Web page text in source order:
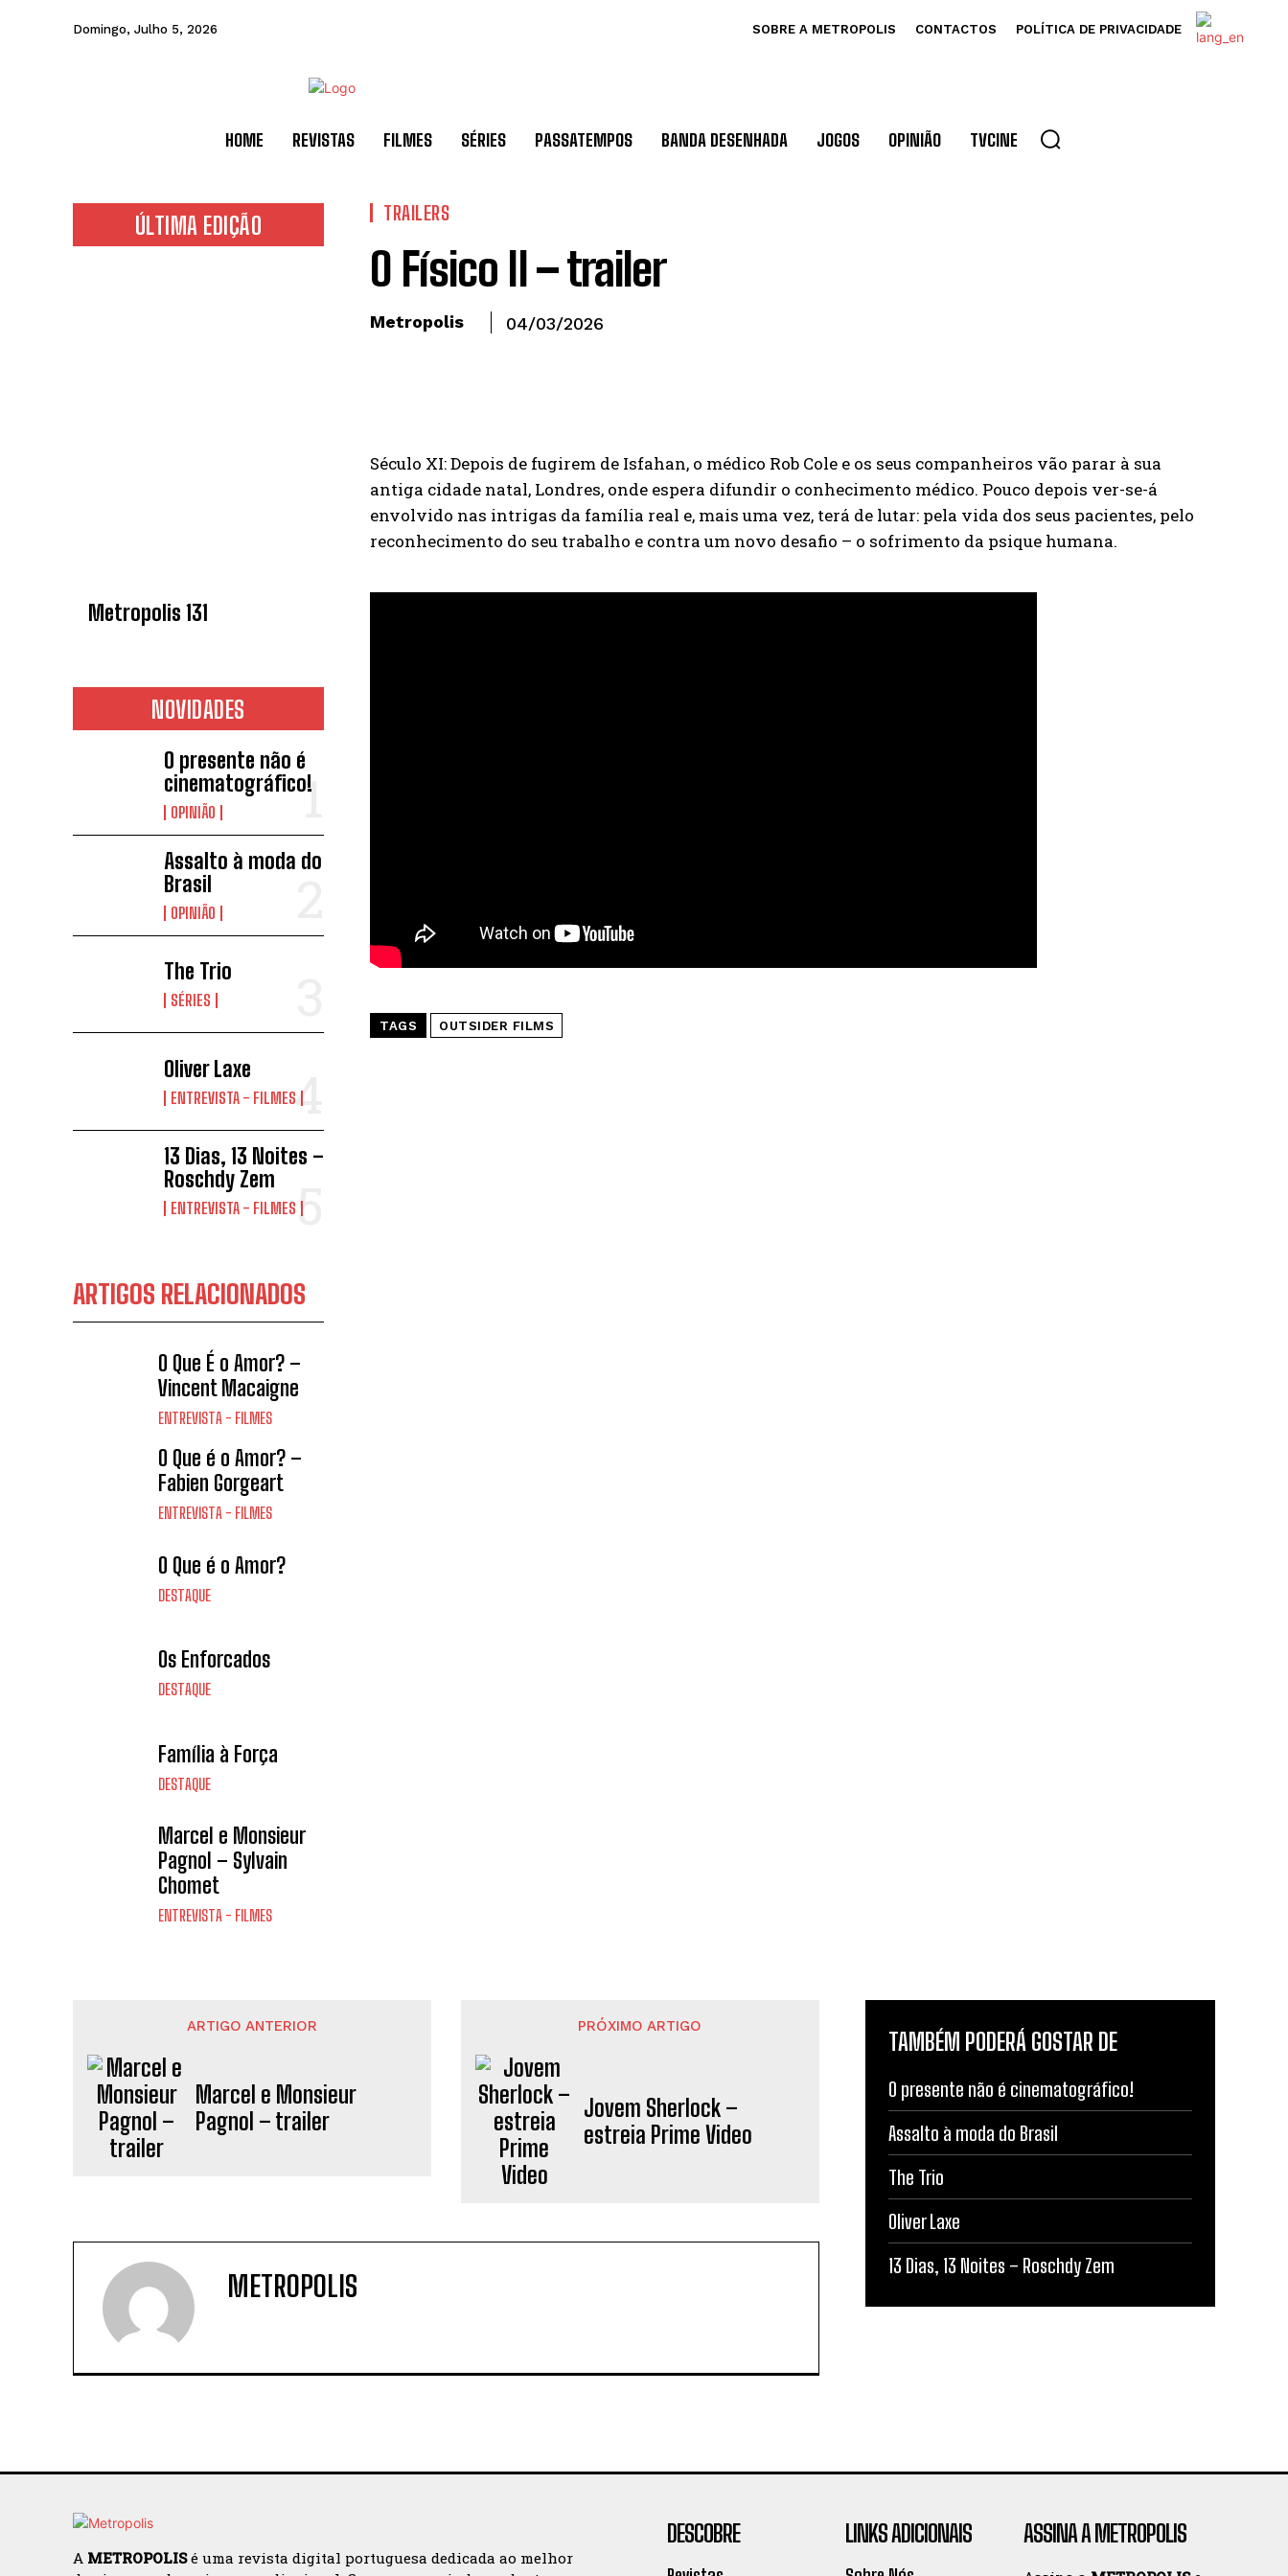
Domingo, Julho 5, 2026 SOBRE A METROPOLIS CONTACTOS POLÍTICA DE PRIVACIDADE
HOME REVISTAS FILMES SÉRIES PASSATEMPOS BANDA DESENHADA JOGOS OPINIÃO TVCINE
ÚLTIMA EDIÇÃO
Metropolis 131
NOVIDADES
O presente não é
cinematográfico!
OPINIÃO
Assalto à moda do
Brasil
OPINIÃO
The Trio
SÉRIES
Oliver Laxe
ENTREVISTA - FILMES
13 Dias, 13 Noites –
Roschdy Zem
ENTREVISTA - FILMES
ARTIGOS RELACIONADOS
O Que É o Amor? –
Vincent Macaigne
ENTREVISTA - FILMES
O Que é o Amor? –
Fabien Gorgeart
ENTREVISTA - FILMES
O Que é o Amor?
DESTAQUE
Os Enforcados
DESTAQUE
Família à Força
DESTAQUE
Marcel e Monsieur
Pagnol – Sylvain
Chomet
ENTREVISTA - FILMES
TRAILERS
O Físico II – trailer
Metropolis 04/03/2026
Século XI: Depois de fugirem de Isfahan, o médico Rob Cole e os seus companheiros vão parar à sua
antiga cidade natal, Londres, onde espera difundir o conhecimento médico. Pouco depois ver-se-á
envolvido nas intrigas da família real e, mais uma vez, terá de lutar: pela vida dos seus pacientes, pelo
reconhecimento do seu trabalho e contra um novo desafio – o sofrimento da psique humana.
TAGS OUTSIDER FILMS
ARTIGO ANTERIOR
Marcel e Monsieur
Pagnol – trailer
PRÓXIMO ARTIGO
Jovem Sherlock –
estreia Prime Video
METROPOLIS
TAMBÉM PODERÁ GOSTAR DE
O presente não é cinematográfico!
Assalto à moda do Brasil
The Trio
Oliver Laxe
13 Dias, 13 Noites – Roschdy Zem
A METROPOLISé uma revista digital portuguesa dedicada ao melhor
DESCOBRE LINKS ADICIONAIS ASSINA A METROPOLIS